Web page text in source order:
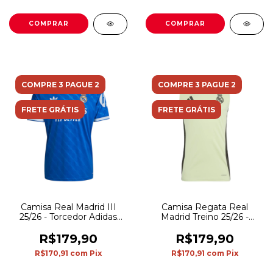
COMPRAR COMPRAR
COMPRE 3 PAGUE 2
FRETE GRÁTIS
Camisa Real Madrid III
25/26 - Torcedor Adidas
R$179,90
R$170,91 com Pix
COMPRE 3 PAGUE 2
FRETE GRÁTIS
Camisa Regata Real
Madrid Treino 25/26 -
- Amarela com detalhes
em preto
R$179,90
R$170,91 com Pix